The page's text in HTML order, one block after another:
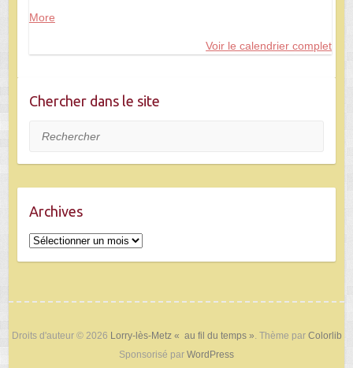
More
Voir le calendrier complet
Chercher dans le site
Rechercher
Archives
Archives
Droits d'auteur © 2026 Lorry-lès-Metz « au fil du temps » . Thème par Colorlib
Sponsorisé par WordPress